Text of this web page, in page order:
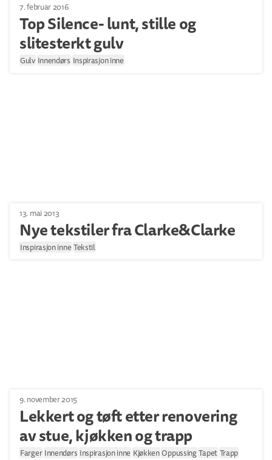
7. februar 2016
Top Silence- lunt, stille og
slitesterkt gulv
Gulv Innendørs Inspirasjon inne
13. mai 2013
Nye tekstiler fra Clarke&Clarke
Inspirasjon inne Tekstil
9. november 2015
Lekkert og tøft etter renovering
av stue, kjøkken og trapp
Farger Innendørs Inspirasjon inne KjøkkenOppussingTapet Trapp